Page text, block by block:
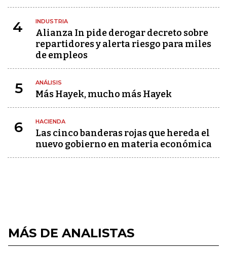
4 INDUSTRIA
Alianza In pide derogar decreto sobre
repartidores y alerta riesgo para miles
de empleos
5 ANÁLISIS
Más Hayek, mucho más Hayek
6 HACIENDA
Las cinco banderas rojas que hereda el
nuevo gobierno en materia económica
MÁS DE ANALISTAS